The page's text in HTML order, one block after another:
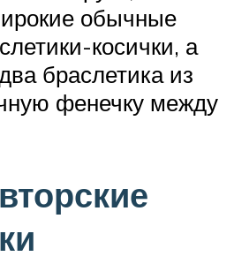
обычные
косички, а
браслетика из
фенечку между